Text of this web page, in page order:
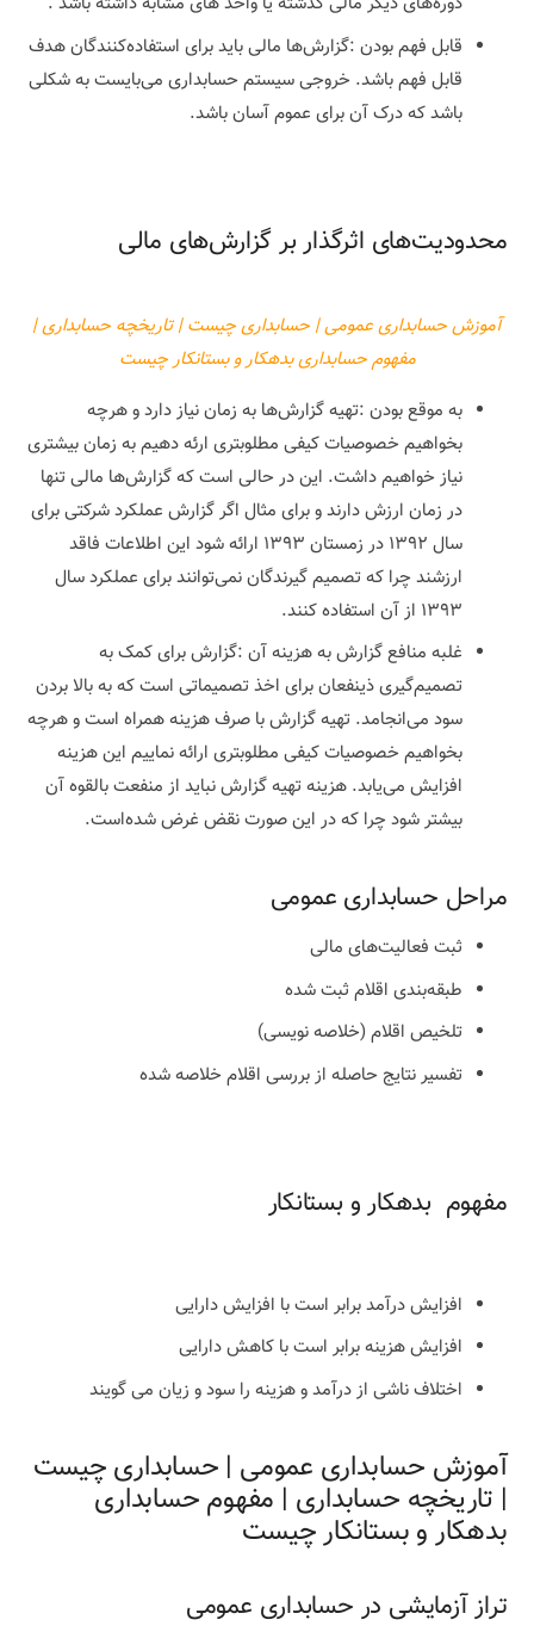
قابل فهم بودن :گزارش‌ها مالی باید برای استفاده‌کنندگان هدف
قابل فهم باشد. خروجی سیستم حسابداری می‌بایست به شکلی
باشد که درک آن برای عموم آسان باشد.
محدودیت‌های اثرگذار بر گزارش‌های مالی
آموزش حسابداری عمومی | حسابداری چیست | تاریخچه حسابداری |
مفهوم حسابداری بدهکار و بستانکار چیست
به موقع بودن :تهیه گزارش‌ها به زمان نیاز دارد و هرچه
بخواهیم خصوصیات کیفی مطلوبتری ارئه دهیم به زمان بیشتری
نیاز خواهیم داشت. این در حالی است که گزارش‌ها مالی تنها
در زمان ارزش دارند و برای مثال اگر گزارش عملکرد شرکتی برای
سال ۱۳۹۲ در زمستان ۱۳۹۳ ارائه شود این اطلاعات فاقد
ارزشند چرا که تصمیم گیرندگان نمی‌توانند برای عملکرد سال
۱۳۹۳ از آن استفاده کنند.
غلبه منافع گزارش به هزینه آن :گزارش برای کمک به
تصمیم‌گیری ذینفعان برای اخذ تصمیماتی است که به بالا بردن
سود می‌انجامد. تهیه گزارش با صرف هزینه همراه است و هرچه
بخواهیم خصوصیات کیفی مطلوبتری ارائه نماییم این هزینه
افزایش می‌یابد. هزینه تهیه گزارش نباید از منفعت بالقوه آن
بیشتر شود چرا که در این صورت نقض غرض شده‌است.
مراحل حسابداری عمومی
ثبت فعالیت‌های مالی
طبقه‌بندی اقلام ثبت شده
تلخیص اقلام (خلاصه نویسی)
تفسیر نتایج حاصله از بررسی اقلام خلاصه شده
مفهوم بدهکار و بستانکار
افزایش درآمد برابر است با افزایش دارایی
افزایش هزینه برابر است با کاهش دارایی
اختلاف ناشی از درآمد و هزینه را سود و زیان می گویند
آموزش حسابداری عمومی | حسابداری چیست
| تاریخچه حسابداری | مفهوم حسابداری
بدهکار و بستانکار چیست
تراز آزمایشی در حسابداری عمومی